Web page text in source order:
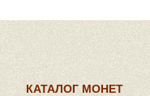
КАТАЛОГ МОНЕТ